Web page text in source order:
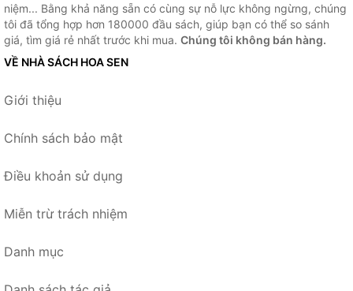
niệm... Bằng khả năng sẵn có cùng sự nỗ lực không ngừng, chúng
tôi đã tổng hợp hơn 180000 đầu sách, giúp bạn có thể so sánh
giá, tìm giá rẻ nhất trước khi mua. Chúng tôi không bán hàng.
VỀ NHÀ SÁCH HOA SEN
Giới thiệu
Chính sách bảo mật
Điều khoản sử dụng
Miễn trừ trách nhiệm
Danh mục